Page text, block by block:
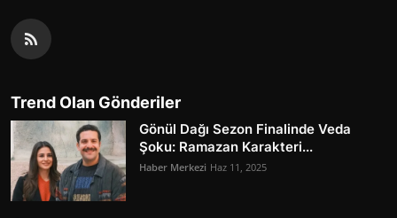
Trend Olan Gönderiler
Gönül Dağı Sezon Finalinde Veda
Şoku: Ramazan Karakteri...
Haber Merkezi Haz 11, 2025